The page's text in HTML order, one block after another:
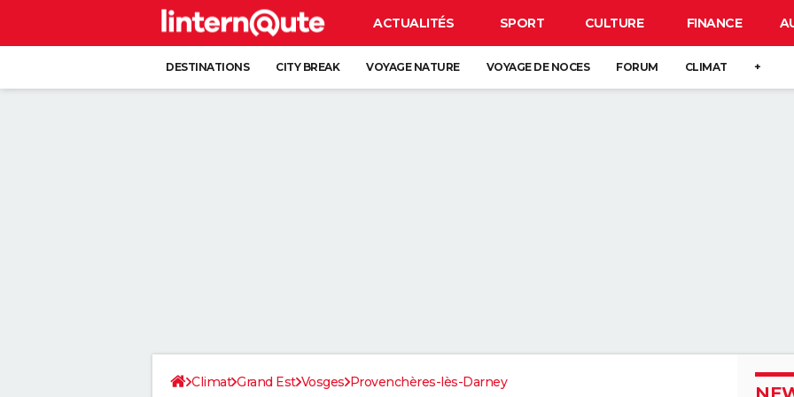
ACTUALITÉS SPORT CULTURE FINANCE
DESTINATIONS CITY BREAK VOYAGE NATURE VOYAGE DE NOCES FORUM CLIMAT +
Climat Grand Est Vosges Provenchères-lès-Darney